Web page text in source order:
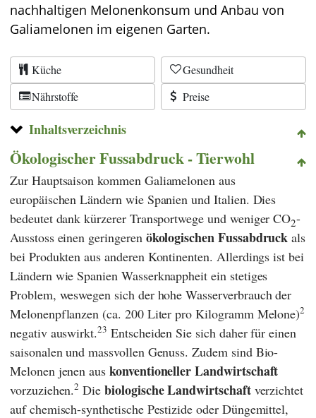
nachhaltigen Melonenkonsum und Anbau von
Galiamelonen im eigenen Garten.
Küche
Gesundheit
Nährstoffe
Preise
Inhaltsverzeichnis
Ökologischer Fussabdruck - Tierwohl
Zur Hauptsaison kommen Galiamelonen aus
europäischen Ländern wie Spanien und Italien. Dies
bedeutet dank kürzerer Transportwege und weniger CO2-
Ausstoss einen geringeren ökologischen Fussabdruck als
bei Produkten aus anderen Kontinenten. Allerdings ist bei
Ländern wie Spanien Wasserknappheit ein stetiges
Problem, weswegen sich der hohe Wasserverbrauch der
Melonenpflanzen (ca. 200 Liter pro Kilogramm Melone)2
negativ auswirkt.23 Entscheiden Sie sich daher für einen
saisonalen und massvollen Genuss. Zudem sind Bio-
Melonen jenen auskonventioneller Landwirtschaft
vorzuziehen.2 Diebiologische Landwirtschaftverzichtet
auf chemisch-synthetische Pestizide oder Düngemittel,